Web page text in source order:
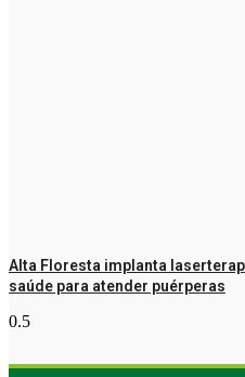
Alta Floresta implanta
saúde para atender puérperas